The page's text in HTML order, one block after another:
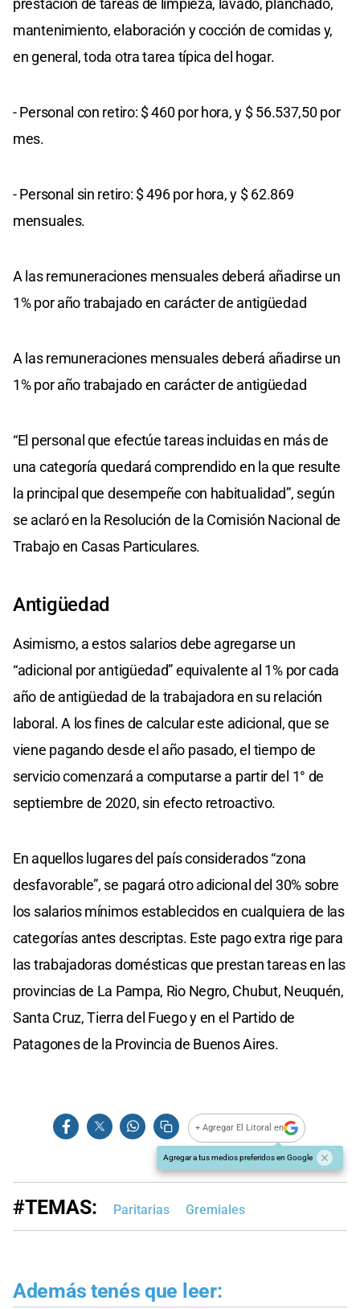
prestación de tareas de limpieza, lavado, planchado,
mantenimiento, elaboración y cocción de comidas y,
en general, toda otra tarea típica del hogar.
- Personal con retiro: $ 460 por hora, y $ 56.537,50 por
mes.
- Personal sin retiro: $ 496 por hora, y $ 62.869
mensuales.
A las remuneraciones mensuales deberá añadirse un
1% por año trabajado en carácter de antigüedad
A las remuneraciones mensuales deberá añadirse un
1% por año trabajado en carácter de antigüedad
“El personal que efectúe tareas incluidas en más de
una categoría quedará comprendido en la que resulte
la principal que desempeñe con habitualidad”, según
se aclaró en la Resolución de la Comisión Nacional de
Trabajo en Casas Particulares.
Antigüedad
Asimismo, a estos salarios debe agregarse un
“adicional por antigüedad” equivalente al 1% por cada
año de antigüedad de la trabajadora en su relación
laboral. A los fines de calcular este adicional, que se
viene pagando desde el año pasado, el tiempo de
servicio comenzará a computarse a partir del 1° de
septiembre de 2020, sin efecto retroactivo.
En aquellos lugares del país considerados “zona
desfavorable”, se pagará otro adicional del 30% sobre
los salarios mínimos establecidos en cualquiera de las
categorías antes descriptas. Este pago extra rige para
las trabajadoras domésticas que prestan tareas en las
provincias de La Pampa, Rio Negro, Chubut, Neuquén,
Santa Cruz, Tierra del Fuego y en el Partido de
Patagones de la Provincia de Buenos Aires.
+ Agregar El Litoral en
Agregar a tus medios preferidos en Google
#TEMAS: Paritarias Gremiales
Además tenés que leer: